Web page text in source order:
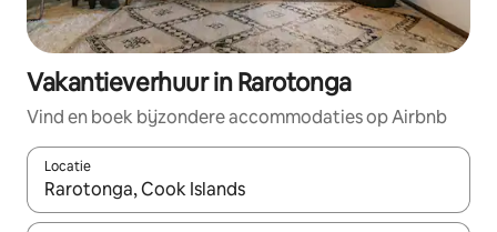
Vakantieverhuur in Rarotonga
Vind en boek bijzondere accommodaties op Airbnb
Locatie
Wanneer er suggesties beschikbaar zijn, maak je een keuze